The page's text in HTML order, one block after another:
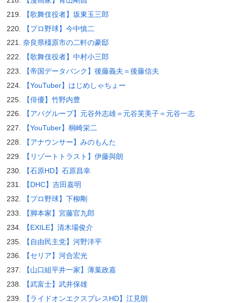
【歌舞伎役者】坂東玉三郎
【プロ野球】今中慎二
奈良県橿原市の二軒の豪邸
【歌舞伎役者】中村小三郎
【帝国データバンク】後藤義夫＝後藤信夫
【YouTuber】はじめしゃちょー
【俳優】竹野内豊
【アパグループ】元谷外志雄＝元谷芙美子＝元谷一志
【YouTuber】桐崎栄二
【アナウンサー】みのもんた
【リゾートトラスト】伊藤與朗
【石原HD】石原昌幸
【DHC】吉田嘉明
【プロ野球】下柳剛
【脚本家】宮藤官九郎
【EXILE】清木場俊介
【自由民主党】河野洋平
【セリア】河合宏光
【山口組平井一家】薄葉政嘉
【武富士】武井保雄
【ライドオンエクスプレスHD】江見朗